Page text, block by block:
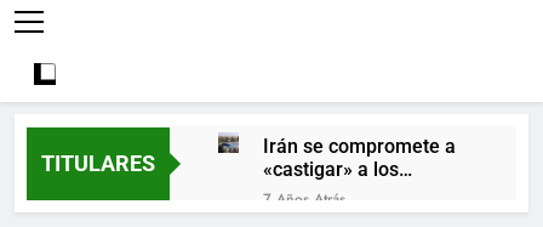
TITULARES
Irán se compromete a
«castigar» a los
responsables de
derribar un avión
7 Años Atrás